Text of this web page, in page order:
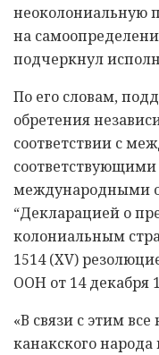
неоколониальную
на
подчеркнул
По его словам,
обретения
соответствии с
международными
“Декларацией о
колониальным
1514 (XV)
ООН от 14 декабря
«В связи с этим
канакского